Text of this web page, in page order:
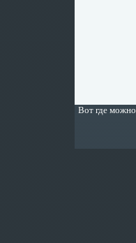
Вот где можно